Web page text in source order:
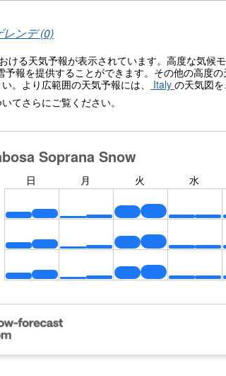
ンデ (0)
ける天気予報が表示されています。高度な気候モ
報を提供することができます。その他の高度
。より広範囲の天気予報には、
Italy の天気図を
てさらにご覧ください。